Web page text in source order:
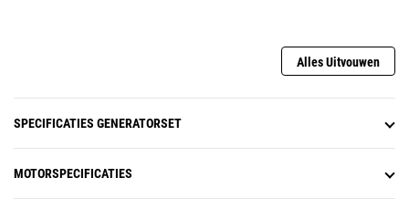
Alles Uitvouwen
SPECIFICATIES GENERATORSET
MOTORSPECIFICATIES